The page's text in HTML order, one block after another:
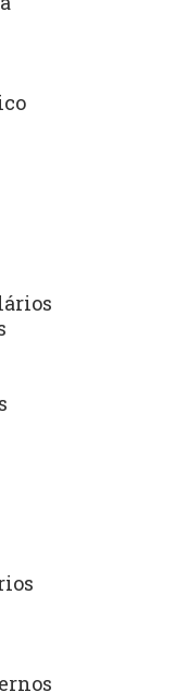
políticas de
ética e
relevantes e
novas atitudes
consolidar
as demais
alternativas de
e pesquisas em
equitativa,
culturais,
princípios e ações
e iniciativas
bibliográfico
políticas